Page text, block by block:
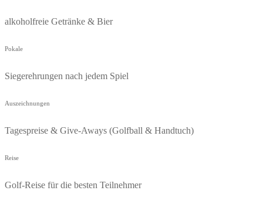
alkoholfreie Getränke & Bier
Pokale
Siegerehrungen nach jedem Spiel
Auszeichnungen
Tagespreise & Give-Aways (Golfball & Handtuch)
Reise
Golf-Reise für die besten Teilnehmer